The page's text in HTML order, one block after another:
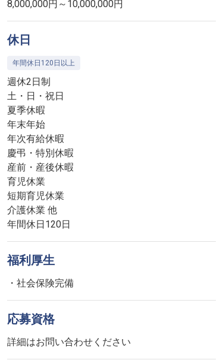
8,000,000円～10,000,000円
休日
年間休日120日以上
週休2日制
土・日・祝日
夏季休暇
年末年始
年次有給休暇
慶弔・特別休暇
産前・産後休暇
育児休業
短期育児休業
介護休業 他
年間休日120日
福利厚生
・社会保険完備
応募資格
詳細はお問い合わせください